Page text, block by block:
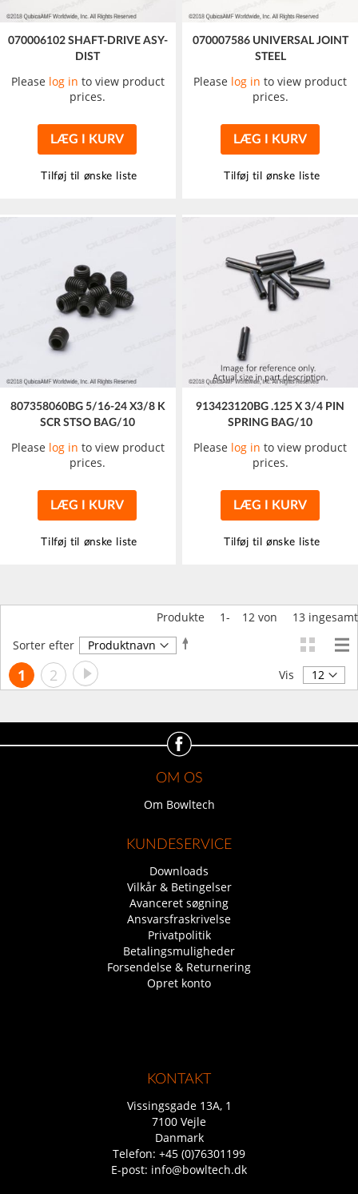
070006102 SHAFT-DRIVE ASY-
DIST
Please log in to view product
prices.
LÆG I KURV
Tilføj til ønske liste
070007586 UNIVERSAL JOINT
STEEL
Please log in to view product
prices.
LÆG I KURV
Tilføj til ønske liste
807358060BG 5/16-24 X3/8 K
SCR STSO BAG/10
Please log in to view product
prices.
LÆG I KURV
Tilføj til ønske liste
913423120BG .125 X 3/4 PIN
SPRING BAG/10
Please log in to view product
prices.
LÆG I KURV
Tilføj til ønske liste
Produkte 1- 12 von 13 ingesamt
Sorter efter
Faldende
Side
Du
i
øjeblikket
1 Side
2 Side
Videre Vis
OM OS
Om Bowltech
KUNDESERVICE
Downloads
Vilkår & Betingelser
Avanceret søgning
Ansvarsfraskrivelse
Privatpolitik
Betalingsmuligheder
Forsendelse & Returnering
Opret konto
KONTAKT
Vissingsgade 13A, 1
7100 Vejle
Danmark
Telefon: +45 (0)76301199
E-post: info@bowltech.dk